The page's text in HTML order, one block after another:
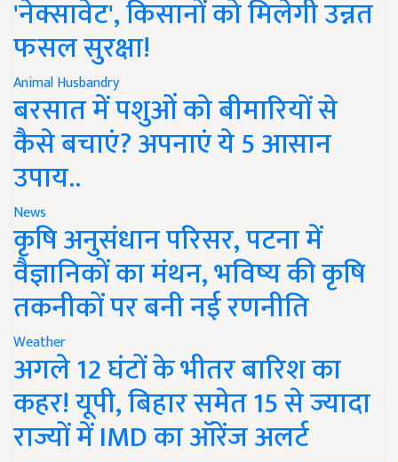
'नेक्सावेट', किसानों को मिलेगी उन्नत
फसल सुरक्षा!
Animal Husbandry
बरसात में पशुओं को बीमारियों से
कैसे बचाएं? अपनाएं ये 5 आसान
उपाय..
News
कृषि अनुसंधान परिसर, पटना में
वैज्ञानिकों का मंथन, भविष्य की कृषि
तकनीकों पर बनी नई रणनीति
Weather
अगले 12 घंटों के भीतर बारिश का
कहर! यूपी, बिहार समेत 15 से ज्यादा
राज्यों में IMD का ऑरेंज अलर्ट